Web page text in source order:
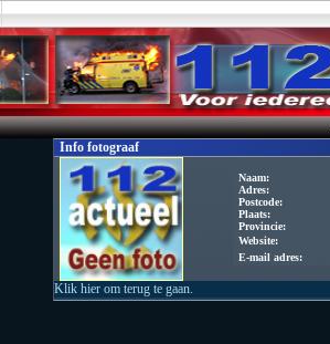
Info fotograaf
Naam:
Adres:
Postcode:
Plaats:
Provincie:
Website:
E-mail adres:
Klik hier om terug te gaan.